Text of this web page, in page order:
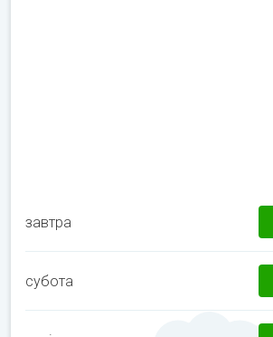
завтра
субота